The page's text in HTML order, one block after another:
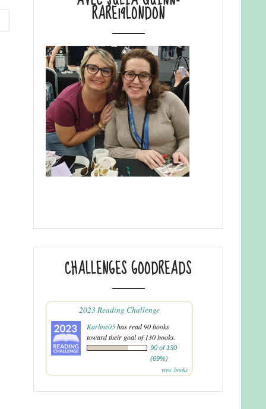
RARE19LONDON
CHALLENGES GOODREADS
2023 Reading Challenge
Karline05has read 90 books
toward their goal of 130 books.
90 of 130
(69%)
view books